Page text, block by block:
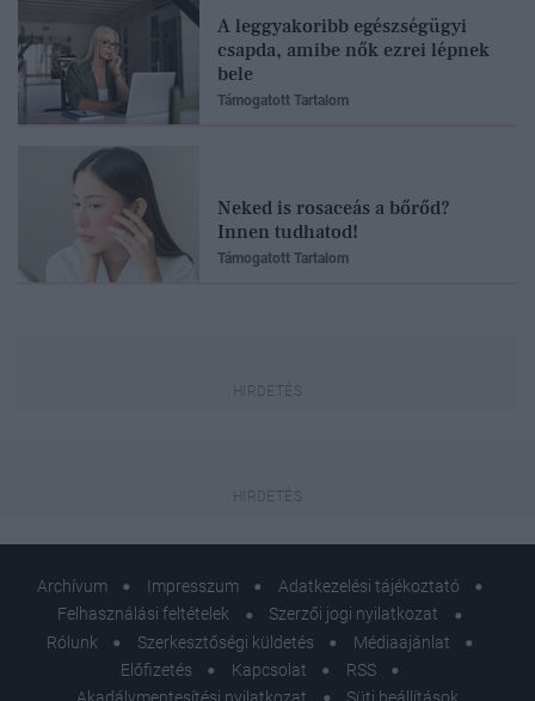
A leggyakoribb egészségügyi
csapda, amibe nők ezrei lépnek
bele
Támogatott Tartalom
Neked is rosaceás a bőrőd?
Innen tudhatod!
Támogatott Tartalom
Archívum Impresszum
Adatkezelési tájékoztató
Felhasználási feltételek
Szerzői jogi nyilatkozat
Rólunk
Szerkesztőségi küldetés
Médiaajánlat
Előfizetés
Kapcsolat
RSS